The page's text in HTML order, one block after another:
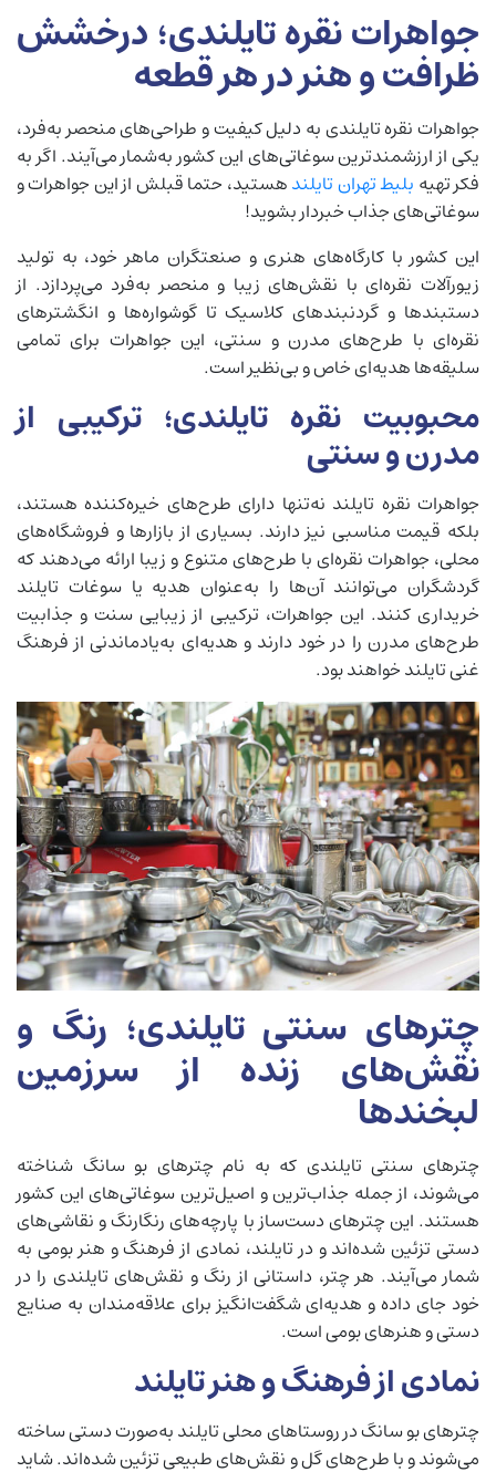
جواهرات نقره تایلندی؛ درخشش
ظرافت و هنر در هر قطعه
جواهرات نقره تایلندی به دلیل کیفیت و طراحی‌های منحصر به‌فرد،
یکی از ارزشمندترین سوغاتی‌های این کشور به‌شمار می‌آیند. اگر به
فکر تهیه بلیط تهران تایلندهستید، حتما قبلش از این جواهرات و
سوغاتی‌های جذاب خبردار بشوید!
این کشور با کارگاه‌های هنری و صنعتگران ماهر خود، به تولید
زیورآلات نقره‌ای با نقش‌های زیبا و منحصر به‌فرد می‌پردازد. از
دستبندها و گردنبندهای کلاسیک تا گوشواره‌ها و انگشترهای
نقره‌ای با طرح‌های مدرن و سنتی، این جواهرات برای تمامی
سلیقه‌ها هدیه‌ای خاص و بی‌نظیر است.
محبوبیت نقره تایلندی؛ ترکیبی از
مدرن و سنتی
جواهرات نقره تایلند نه‌تنها دارای طرح‌های خیره‌کننده هستند،
بلکه قیمت مناسبی نیز دارند. بسیاری از بازارها و فروشگاه‌های
محلی، جواهرات نقره‌ای با طرح‌های متنوع و زیبا ارائه می‌دهند که
گردشگران می‌توانند آن‌ها را به‌عنوان هدیه یا سوغات تایلند
خریداری کنند. این جواهرات، ترکیبی از زیبایی سنت و جذابیت
طرح‌های مدرن را در خود دارند و هدیه‌ای به‌یادماندنی از فرهنگ
غنی تایلند خواهند بود.
چترهای سنتی تایلندی؛ رنگ و
نقش‌های زنده از سرزمین
لبخندها
چترهای سنتی تایلندی که به نام چترهای بو سانگ شناخته
می‌شوند، از جمله جذاب‌ترین و اصیل‌ترین سوغاتی‌های این کشور
هستند. این چترهای دست‌ساز با پارچه‌های رنگارنگ و نقاشی‌های
دستی تزئین شده‌اند و در تایلند، نمادی از فرهنگ و هنر بومی به
شمار می‌آیند. هر چتر، داستانی از رنگ و نقش‌های تایلندی را در
خود جای داده و هدیه‌ای شگفت‌انگیز برای علاقه‌مندان به صنایع
دستی و هنرهای بومی است.
نمادی از فرهنگ و هنر تایلند
چترهای بو سانگ در روستاهای محلی تایلند به‌صورت دستی ساخته
می‌شوند و با طرح‌های گل و نقش‌های طبیعی تزئین شده‌اند. شاید